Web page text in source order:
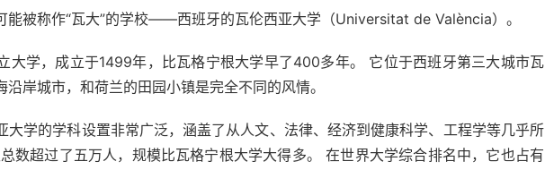
能被称作“瓦大”的学校——西班牙的瓦伦西亚大学（Universitat de València）。
大学，成立于1499年，比瓦格宁根大学早了400多年。 它位于西班牙第三大城市瓦
岸城市，和荷兰的田园小镇是完全不同的风情。
大学的学科设置非常广泛，涵盖了从人文、法律、经济到健康科学、工程学等几乎所
数超过了五万人，规模比瓦格宁根大学大得多。 在世界大学综合排名中，它也占有